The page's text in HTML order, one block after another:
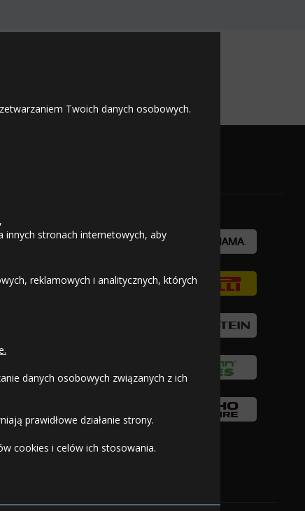
Twoich danych osobowych.
innych stronach internetowych, aby
reklamowych i analitycznych, których
danych osobowych związanych z ich
prawidłowe działanie strony.
cookies i celów ich stosowania.